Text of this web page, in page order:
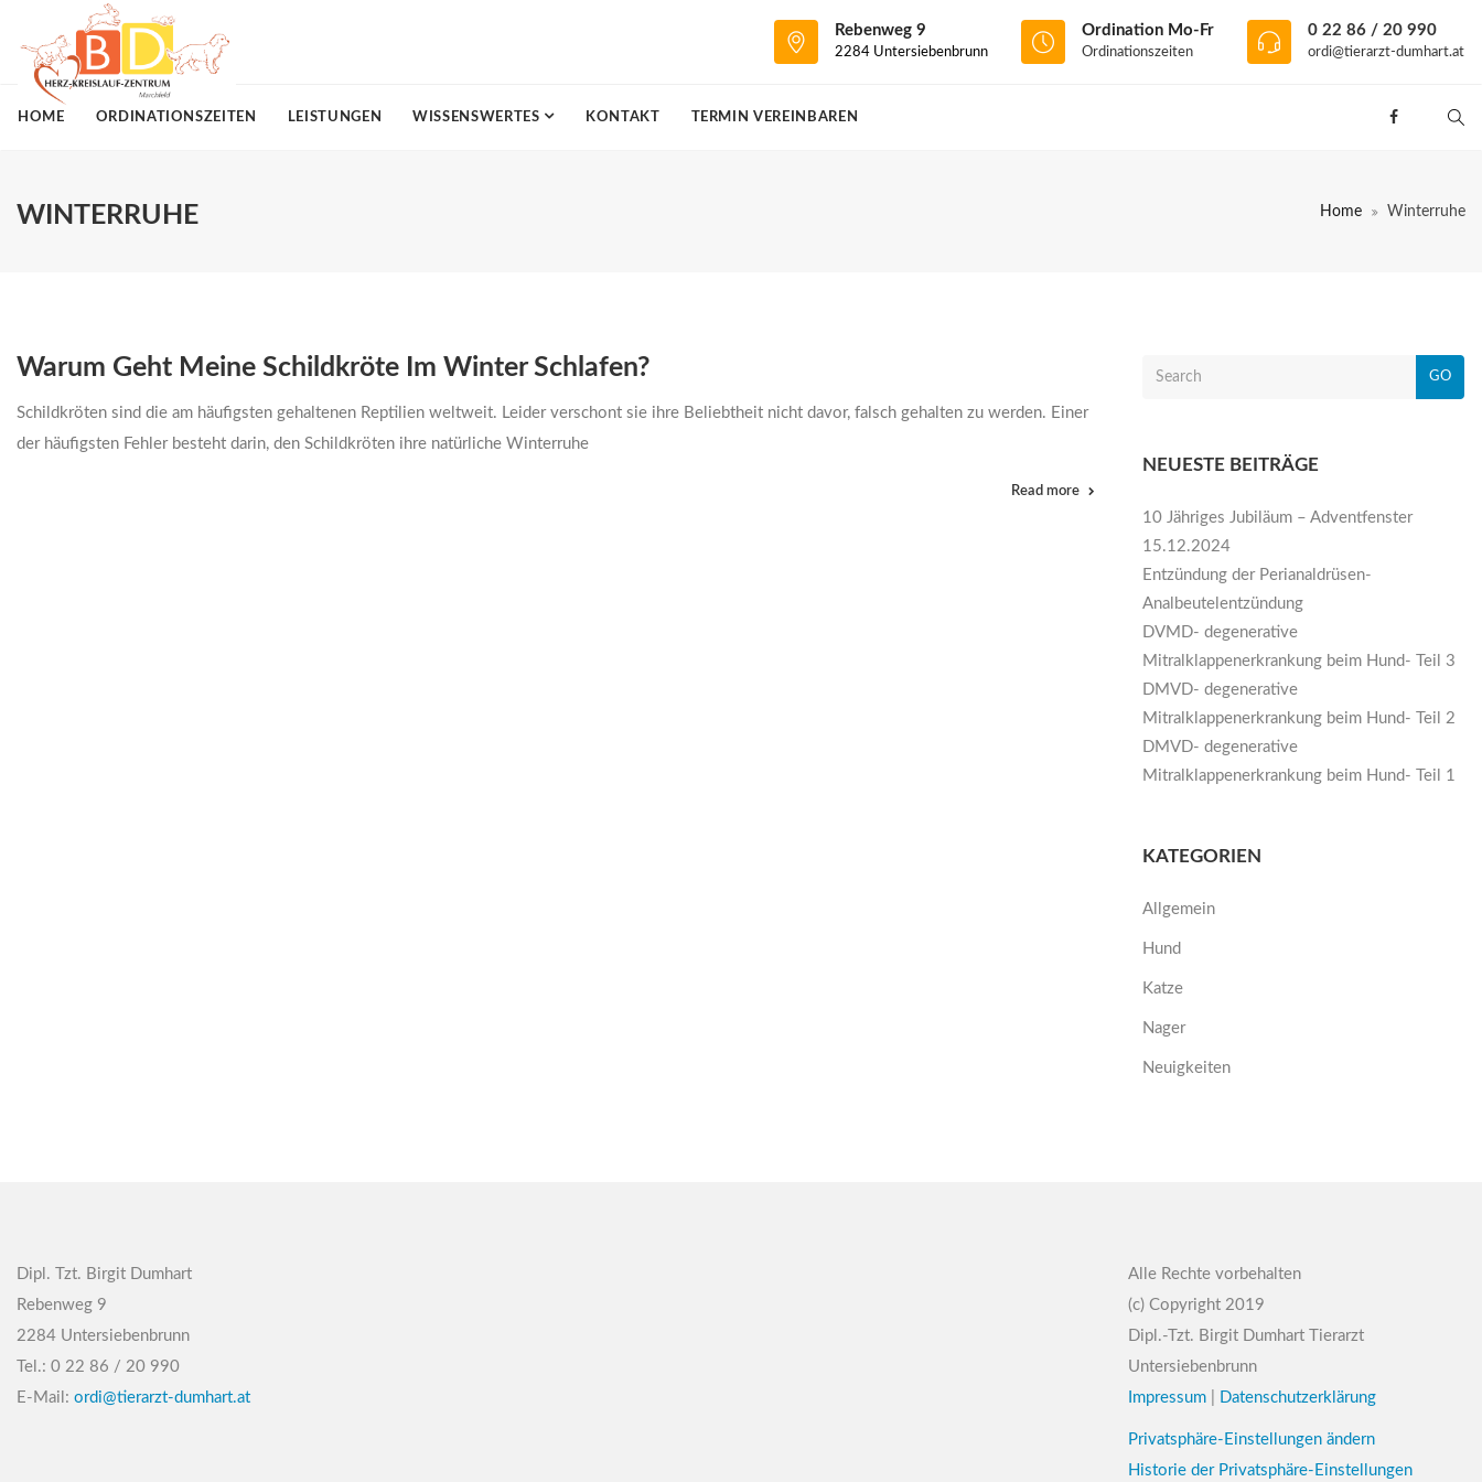
Rebenweg 9
2284 Untersiebenbrunn
Ordination Mo-Fr
Ordinationszeiten
0 22 86 / 20 990
ordi@tierarzt-dumhart.at
HOME ORDINATIONSZEITEN LEISTUNGEN WISSENSWERTES KONTAKT TERMIN VEREINBAREN
WINTERRUHE Home Winterruhe
Warum Geht Meine Schildkröte Im Winter Schlafen?
Schildkröten sind die am häufigsten gehaltenen Reptilien weltweit. Leider verschont sie ihre Beliebtheit nicht davor, falsch gehalten zu werden. Einer
der häufigsten Fehler besteht darin, den Schildkröten ihre natürliche Winterruhe
Read more
GO
NEUESTE BEITRÄGE
10 Jähriges Jubiläum – Adventfenster
15.12.2024
Entzündung der Perianaldrüsen-
Analbeutelentzündung
DVMD- degenerative
Mitralklappenerkrankung beim Hund- Teil 3
DMVD- degenerative
Mitralklappenerkrankung beim Hund- Teil 2
DMVD- degenerative
Mitralklappenerkrankung beim Hund- Teil 1
KATEGORIEN
Allgemein
Hund
Katze
Nager
Neuigkeiten
Dipl. Tzt. Birgit Dumhart
Rebenweg 9
2284 Untersiebenbrunn
Tel.: 0 22 86 / 20 990
E-Mail: ordi@tierarzt-dumhart.at
Alle Rechte vorbehalten
(c) Copyright 2019
Dipl.-Tzt. Birgit Dumhart Tierarzt
Untersiebenbrunn
Impressum
Datenschutzerklärung
Privatsphäre-Einstellungen ändern
Historie der Privatsphäre-Einstellungen